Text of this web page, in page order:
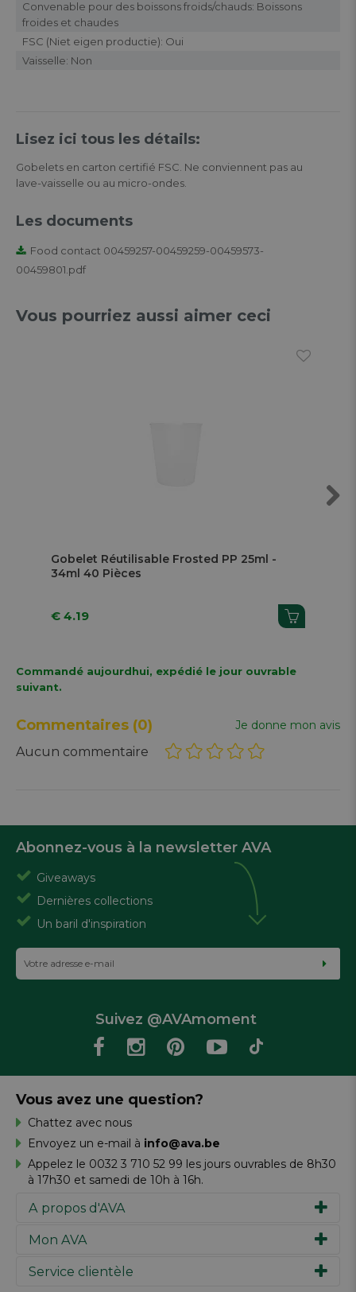
Convenable pour des boissons froids/chauds: Boissons
froides et chaudes
FSC (Niet eigen productie): Oui
Vaisselle: Non
Lisez ici tous les détails:
Gobelets en carton certifié FSC. Ne conviennent pas au
lave-vaisselle ou au micro-ondes.
Les documents
Food contact 00459257-00459259-00459573-
00459801.pdf
Vous pourriez aussi aimer ceci
Gobelet Réutilisable Frosted PP 25ml -
34ml 40 Pièces
€ 4.19
Commandé aujourdhui, expédié le jour ouvrable
suivant.
Commentaires (0) Je donne mon avis
Aucun commentaire
Abonnez-vous à la newsletter AVA
Giveaways
Dernières collections
Un baril d'inspiration
Suivez @AVAmoment
A propos d'AVA
Notre histoire
Travailler chez AVA
Mon AVA
Inspiration
Service clientèle
Vous avez une question?
Chattez avec nous
Envoyez un e-mail à info@ava.be
Appelez le 0032 3 710 52 99 les jours ouvrables de 8h30
à 17h30 et samedi de 10h à 16h.